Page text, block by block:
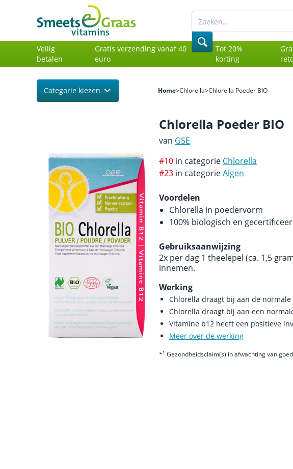
Veilig
betalen
Gratis verzending vanaf 40
euro
Tot 20%
korting
Categorie kiezen Home>Chlorella>Chlorella Poeder BIO
Chlorella Poeder BIO
van GSE
#10 in categorie Chlorella
#23 in categorieAlgen
Voordelen
Chlorella in poedervorm
100% biologisch en
Gebruiksaanwijzing
2x per dag 1 theelepel (ca. 1,5
innemen.
Werking
Chlorella draagt bij aan de
Chlorella draagt bij aan een
Vitamine b12 heeft een positieve
Meer over de werking
*1 Gezondheidsclaim(s) in afwachting van